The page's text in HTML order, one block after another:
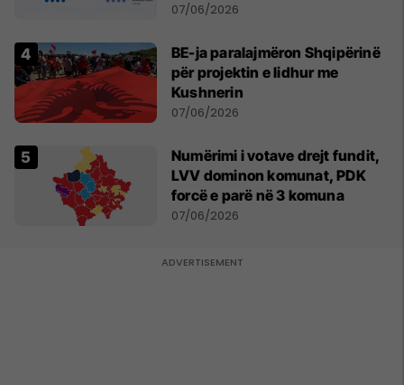
07/06/2026
BE-ja paralajmëron Shqipërinë
për projektin e lidhur me
Kushnerin
07/06/2026
Numërimi i votave drejt fundit,
LVV dominon komunat, PDK
forcë e parë në 3 komuna
07/06/2026